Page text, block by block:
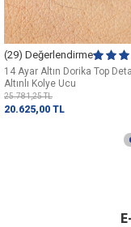
(29) Değerlendirme
14 Ayar Altın Dorika Top
Altınlı Kolye Ucu
25.781,25TL
20.625,00 TL